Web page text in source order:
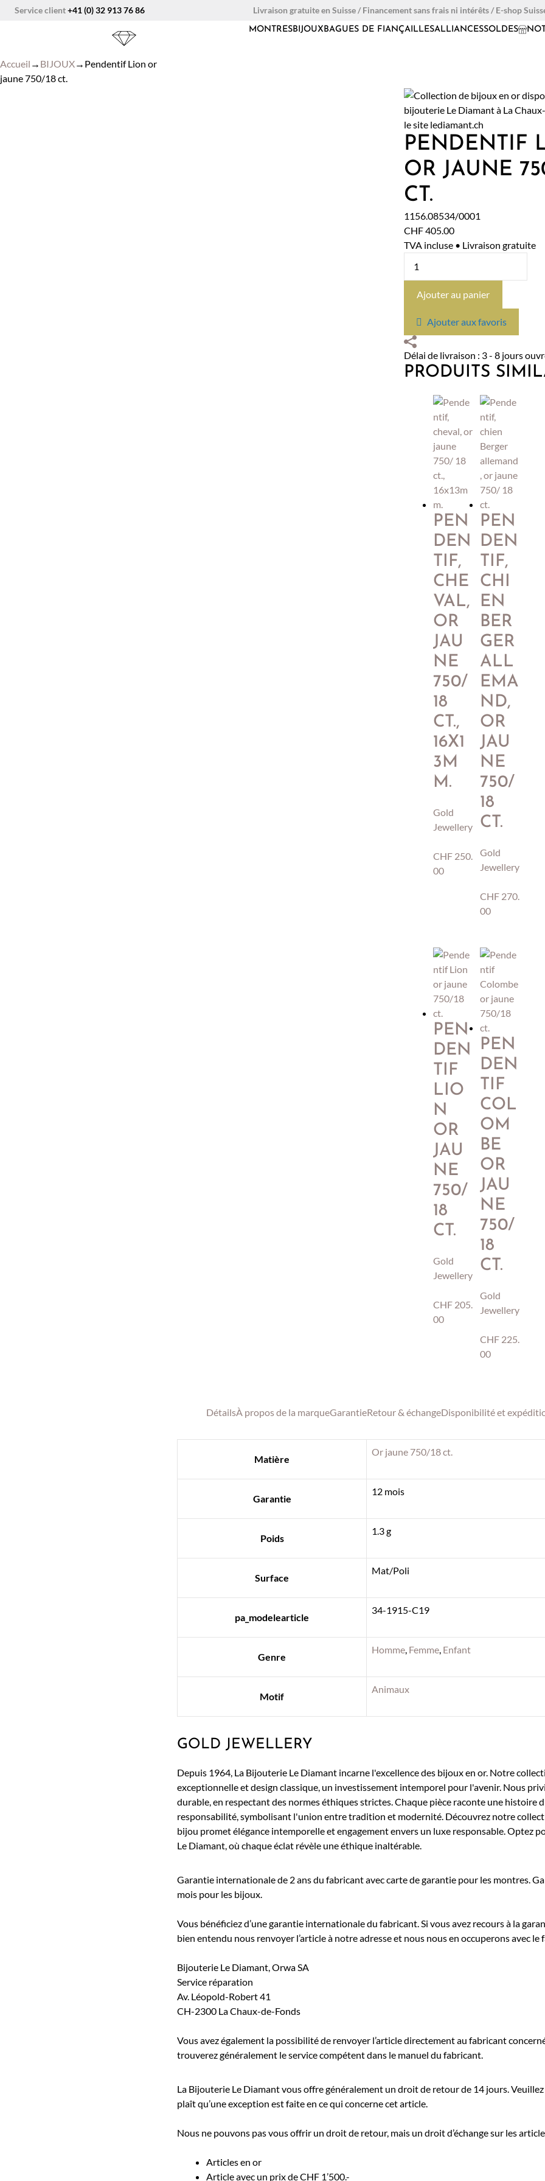
AllerService client+41 (0) 32 913 76 86 Livraison gratuite en Suisse / Financement sans frais ni intérêts / E-shop
MONTRESBIJOUXBAGUES DE FIANÇAILLESALLIANCESSOLDES
Accueil → BIJOUX→ Pendentif Lion or
jaune 750/18 ct.
PENDENTIF
OR JAUNE
CT.
1156.08534/0001
CHF405.00
TVA incluse • Livraison gratuite
750/18
ct.
Ajouter au panier
Ajouter aux favoris
Délai de livraison : 3 - 8 jours
PRODUITS
PEN
DEN
TIF,
CHE
VAL,
OR
JAU
NE
750/
18
CT.,
16X1
3M
M.
Gold
Jewellery
CHF 250.
00
PEN
DEN
TIF,
CHI
EN
BER
GER
ALL
EMA
ND,
OR
JAU
NE
750/
18
CT.
Gold
Jewellery
CHF270.
00
PEN
DEN
TIF
LIO
N
OR
JAU
NE
750/
18
CT.
Gold
Jewellery
CHF 205.
00
PEN
DEN
TIF
COL
OM
BE
OR
JAU
NE
750/
18
CT.
Gold
Jewellery
CHF225.
00
DétailsÀ propos de la marqueGarantieRetour & échangeDisponibilité et
Matière
Or jaune 750/18 ct.
Garantie
12 mois
Poids
1.3 g
Surface
Mat/Poli
pa_modelearticle
34-1915-C19
Genre
Homme Femme Enfant
Motif
Animaux
GOLD JEWELLERY
Depuis 1964, La Bijouterie Le Diamant incarne l'excellence des bijoux en or. Notre
exceptionnelle et design classique, un investissement intemporel pour l'avenir. Nous
durable, en respectant des normes éthiques strictes. Chaque pièce raconte une histoire
responsabilité, symbolisant l'union entre tradition et modernité. Découvrez notre
bijou promet élégance intemporelle et engagement envers un luxe responsable. Optez
Le Diamant, où chaque éclat révèle une éthique inaltérable.
Garantie internationale de 2 ans du fabricant avec carte de garantie pour les montres.
mois pour les bijoux.
Vous bénéficiez d’une garantie internationale du fabricant. Si vous avez recours à la
bien entendu nous renvoyer l’article à notre adresse et nous nous en occuperons avec le
Bijouterie Le Diamant, Orwa SA
Service réparation
Av. Léopold-Robert 41
CH-2300 La Chaux-de-Fonds
Vous avez également la possibilité de renvoyer l’article directement au fabricant
trouverez généralement le service compétent dans le manuel du fabricant.
La Bijouterie Le Diamant vous offre généralement un droit de retour de 14 jours. Veuillez
plaît qu’une exception est faite en ce qui concerne cet article.
Nous ne pouvons pas vous offrir un droit de retour, mais un droit d’échange sur les
Articles en or
Article avec un prix de CHF 1’500.-